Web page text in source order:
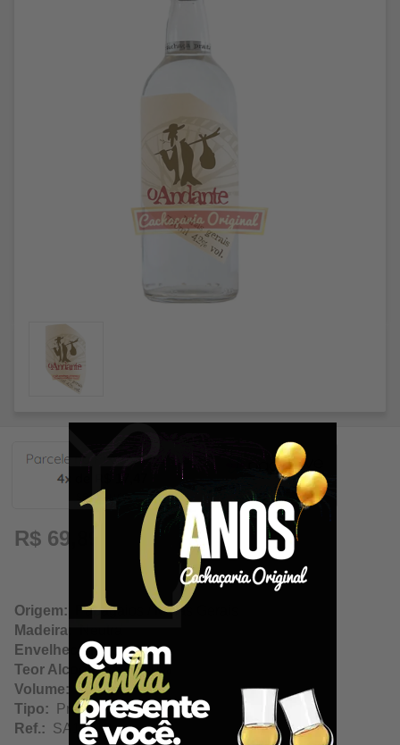
17,47
R$ 69,89
Origem: Papagaios / Minas Gerais
Madeira:
Envelhecimento:N/A
Teor Alcoólico:42.00%
Volume: 750ml
Tipo: Prata
Ref.: SA11619